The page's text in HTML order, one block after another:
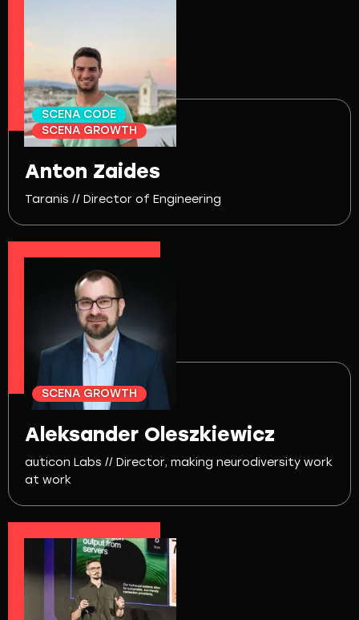
SCENA CODE
SCENA GROWTH
Anton Zaides
Taranis // Director of Engineering
SCENA GROWTH
Aleksander Oleszkiewicz
auticon Labs // Director, making neurodiversity work
at work